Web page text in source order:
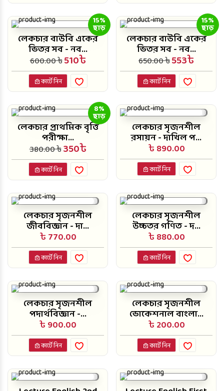
15%
ছাড়
লেকচার বাউবি একের
ভিতর সব - নব...
600.00 ৳510৳
কার্টে নিন
15%
ছাড়
লেকচার বাউবি একের
ভিতর সব - নব...
650.00 ৳553৳
কার্টে নিন
8%
ছাড়
লেকচার প্রাথমিক বৃত্তি
পরীক্ষা...
380.00 ৳350৳
কার্টে নিন
লেকচার সৃজনশীল
রসায়ন - দাখিল প...
৳ 890.00
কার্টে নিন
লেকচার সৃজনশীল
জীববিজ্ঞান - দা...
৳ 770.00
কার্টে নিন
লেকচার সৃজনশীল
উচ্চতর গণিত - দ...
৳ 880.00
কার্টে নিন
লেকচার সৃজনশীল
পদার্থবিজ্ঞান -...
৳ 900.00
কার্টে নিন
লেকচার সৃজনশীল
ভোকেশনাল বাংলা...
৳ 200.00
কার্টে নিন